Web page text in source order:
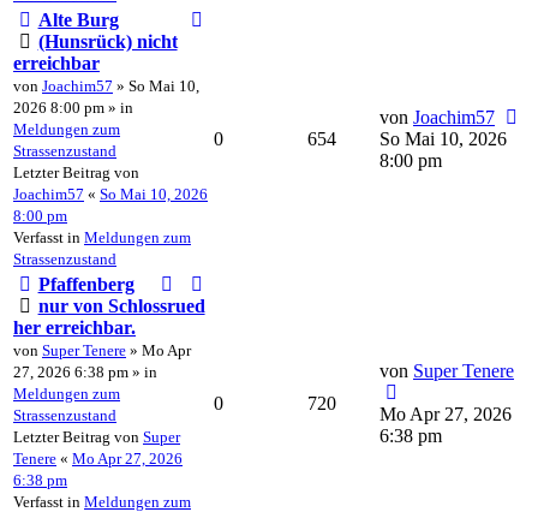
Alte Burg
(Hunsrück) nicht
erreichbar
von Joachim57 » So Mai 10,
2026 8:00 pm » in
Meldungen zum
Strassenzustand
Letzter Beitrag von
Joachim57 « So Mai 10, 2026
8:00 pm
Verfasst in Meldungen zum
Strassenzustand
0 654
von Joachim57
So Mai 10, 2026
8:00 pm
Pfaffenberg
nur von Schlossrued
her erreichbar.
von Super Tenere » Mo Apr
27, 2026 6:38 pm » in
Meldungen zum
Strassenzustand
Letzter Beitrag von Super
Tenere « Mo Apr 27, 2026
6:38 pm
Verfasst in Meldungen zum
0 720
von Super Tenere
Mo Apr 27, 2026
6:38 pm